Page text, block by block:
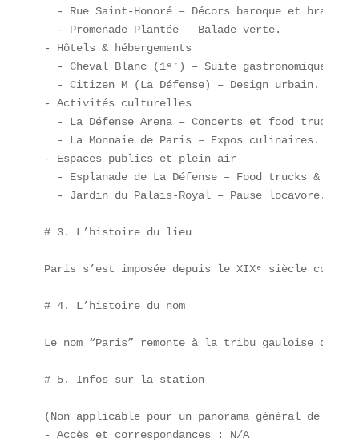
- Rue Saint-Honoré – Décors baroque et
  - Promenade Plantée – Balade verte.
- Hôtels & hébergements
- Cheval Blanc (1ᵉʳ) – Suite gastronomique
  - Citizen M (La Défense) – Design urbain.
- Activités culturelles
  - La Défense Arena – Concerts et food trucks.
  - La Monnaie de Paris – Expos culinaires.
- Espaces publics et plein air
- Esplanade de La Défense – Food trucks &
  - Jardin du Palais-Royal – Pause locavore.
# 3. L’histoire du lieu
Paris s’est imposée depuis le XIXᵉ siècle
# 4. L’histoire du nom
Le nom “Paris” remonte à la tribu gauloise des
# 5. Infos sur la station
(Non applicable pour un panorama général de la
- Accès et correspondances : N/A